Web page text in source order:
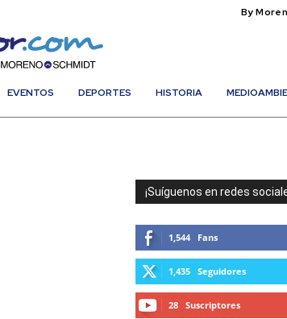
By
EVENTOS DEPORTES HISTORIA
¡Suíguenos en redes
1,544 Fans
1,435 Seguidores
28 Suscriptores